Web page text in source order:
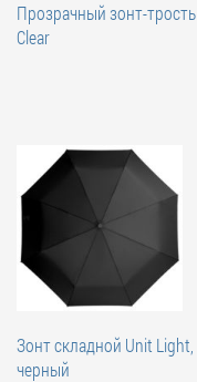
Прозрачный зонт-трость
Clear
Зонт складной Unit Light,
черный